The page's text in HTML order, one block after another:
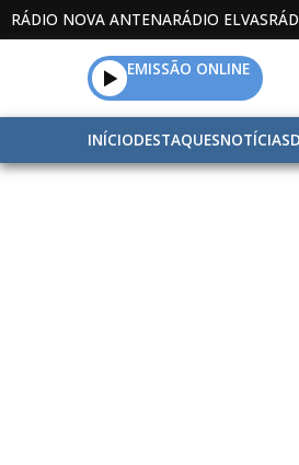
RÁDIO NOVA ANTENARÁDIO ELVAS
EMISSÃO ONLINE
INÍCIODESTAQUESNOTÍCIAS